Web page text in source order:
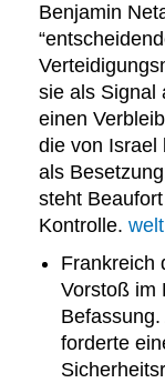
Benjamin
sie als Signal
einen
die von Israel
als
steht
Kontrolle.
Frankreich
Vorstoß im
forderte